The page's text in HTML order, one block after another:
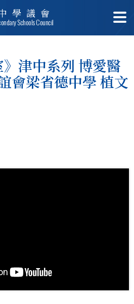
學議會
Schools Council
》津中系列 博愛醫
會梁省德中學 植文